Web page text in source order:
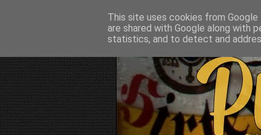
This site uses cookies from
are shared with Google along with
statistics, and to detect and